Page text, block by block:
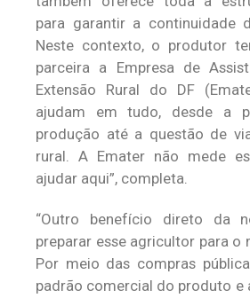
para garantir a continuidade
Neste contexto, o produtor
parceira a Empresa de
Extensão Rural do DF
ajudam em tudo, desde a
produção até a questão de
rural. A Emater não mede
ajudar aqui”, completa.
“Outro benefício direto da
preparar esse agricultor para o
Por meio das compras
padrão comercial do produto e